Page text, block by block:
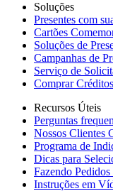
Soluções
Presentes com
Cartões
Soluções de
Campanhas de
Serviço de
Comprar
Recursos Úteis
Perguntas
Nossos Clientes
Programa de
Dicas para
Fazendo
Instruções em